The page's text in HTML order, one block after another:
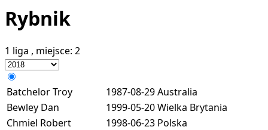
Rybnik
1 liga , miejsce: 2
Batchelor Troy 1987-08-29Australia
Bewley Dan
1999-05-20Wielka Brytania
Chmiel Robert
1998-06-23 Polska